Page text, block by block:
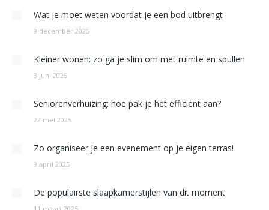
Wat je moet weten voordat je een bod uitbrengt
9 december 2025
Kleiner wonen: zo ga je slim om met ruimte en spullen
3 juni 2025
Seniorenverhuizing: hoe pak je het efficiënt aan?
22 mei 2025
Zo organiseer je een evenement op je eigen terras!
9 april 2025
De populairste slaapkamerstijlen van dit moment